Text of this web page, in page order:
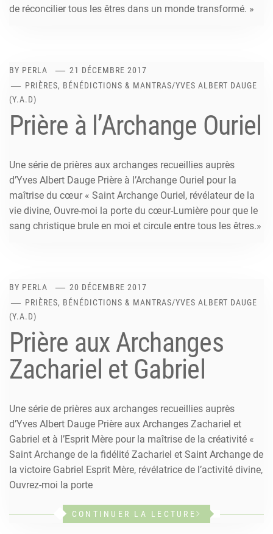
de réconcilier tous les êtres dans un monde transformé. »
BY PERLA
21 DÉCEMBRE 2017
PRIÈRES, BÉNÉDICTIONS & MANTRAS/YVES ALBERT DAUGE
(Y.A.D)
Prière à l’Archange Ouriel
Une série de prières aux archanges recueillies auprès
d’Yves Albert Dauge Prière à l’Archange Ouriel pour la
maîtrise du cœur « Saint Archange Ouriel, révélateur de la
vie divine, Ouvre-moi la porte du cœur-Lumière pour que le
sang christique brule en moi et circule entre tous les êtres.»
BY PERLA
20 DÉCEMBRE 2017
PRIÈRES, BÉNÉDICTIONS & MANTRAS/YVES ALBERT DAUGE
(Y.A.D)
Prière aux Archanges
Zachariel et Gabriel
Une série de prières aux archanges recueillies auprès
d’Yves Albert Dauge Prière aux Archanges Zachariel et
Gabriel et à l’Esprit Mère pour la maîtrise de la créativité «
Saint Archange de la fidélité Zachariel et Saint Archange de
la victoire Gabriel Esprit Mère, révélatrice de l’activité divine,
Ouvrez-moi la porte
CONTINUER LA LECTURE